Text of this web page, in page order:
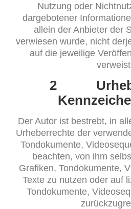
Nutzung oder
dargebotener
allein der Anbieter der
verwiesen wurde, nicht
auf die jeweilige
2
Der Autor ist bestrebt, in
Urheberrechte der
Tondokumente,
beachten, von ihm
Grafiken, Tondokumente,
Texte zu nutzen oder auf
Tondokumente,